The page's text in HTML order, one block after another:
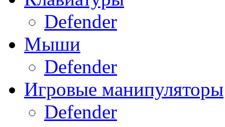
Defender
Мыши
Defender
Игровые манипуляторы
Defender